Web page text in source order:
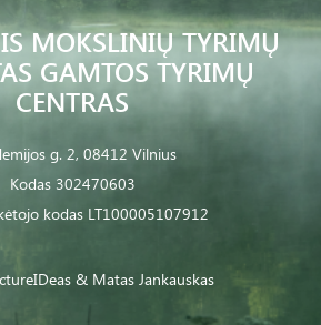
MOKSLINIŲ TYRIMŲ
GAMTOS TYRIMŲ
CENTRAS
g. 2, 08412 Vilnius
Kodas 302470603
kodas LT100005107912
& Matas Jankauskas